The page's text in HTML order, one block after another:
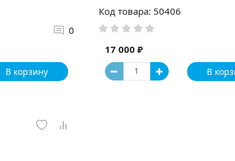
0
В корзину
Код товара: 50406
17 000 ₽
В